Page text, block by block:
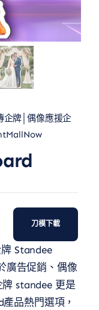
牌│偶像應援企
刀模下載
Standee
廣告促銷、偶像
standee 更是
品熱門選項，